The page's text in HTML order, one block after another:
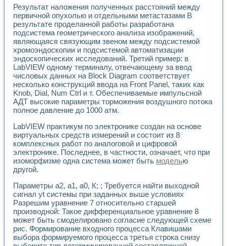
Контакты
Результат наложения полученных расстояний между
первичной опухолью и отдельными метастазами В
результате проделанной работы разработана
подсистема геометрического анализа изображений,
являющаяся связующим звеном между подсистемой
хромоэндоскопии и подсистемой автоматизации
эндоскопических исследований. Третий пример: в
LabVIEW одному терминалу, отвечающему за ввод
числовых данных на Block Diagram соответствует
несколько конструкций ввода на Front Panel, таких как
Knob, Dial, Num Ctrl и т. Обеспечиваемые импульсной
АДТ высокие параметры торможения воздушного потока
полное давление до 1000 атм.
LabVIEW практикум по электронике создан на основе
виртуальных средств измерений и состоит из 8
комплексных работ по аналоговой и цифровой
электронике. Последнее, в частности, означает, что при
изоморфизме одна система может быть моделью
другой.
Параметры a2, a1, a0, К; ; Требуется найти выходной
сигнал yt системы при заданных выше условиях
Разрешим уравнение 7 относительно старшей
производной: Такое дифференциальное уравнение 8
может быть смоделировано согласие следующей схеме
рис. Формирование входного процесса Клавишами
выбора формируемого процесса третья строка снизу